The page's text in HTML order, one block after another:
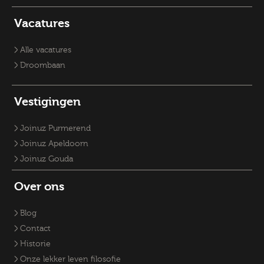
Vacature Planoloog
Vacatures RO-adviseurs
Vacatures Fysiek Domein
Vacature klantmanager
Recruiter
Accountmanager
Vacatures
Alle vacatures
Droombaan
Vestigingen
Joinuz Purmerend
Joinuz Apeldoorn
Joinuz Gouda
Over ons
Blog
Contact
Historie
Onze lekker leven filosofie